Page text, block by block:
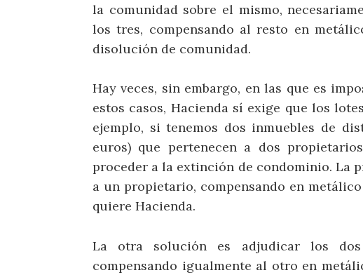
la comunidad sobre el mismo,
los tres, compensando al resto en
disolución de comunidad.
Hay veces, sin embargo, en las que es
estos casos, Hacienda sí exige que los
ejemplo, si tenemos dos inmuebles de
euros) que pertenecen a dos
proceder a la extinción de condominio. La
a un propietario, compensando en
quiere Hacienda.
La otra solución es adjudicar los
compensando igualmente al otro en